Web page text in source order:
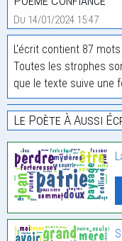
Du 14/01/2024 15:47
L'écrit contient 87
Toutes les strophes
que le texte suive une
Le Poète À Aussi